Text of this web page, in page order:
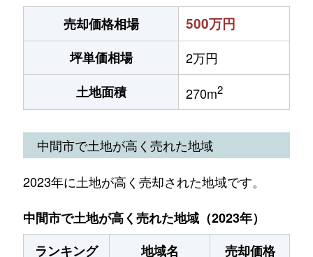
売却価格相場
500万円
坪単価相場
2万円
土地面積
270m2
中間市で土地が高く売れた地域
2023年に土地が高く売却された地域です。
中間市で土地が高く売れた地域（2023年）
ランキング
地域名
売却価格